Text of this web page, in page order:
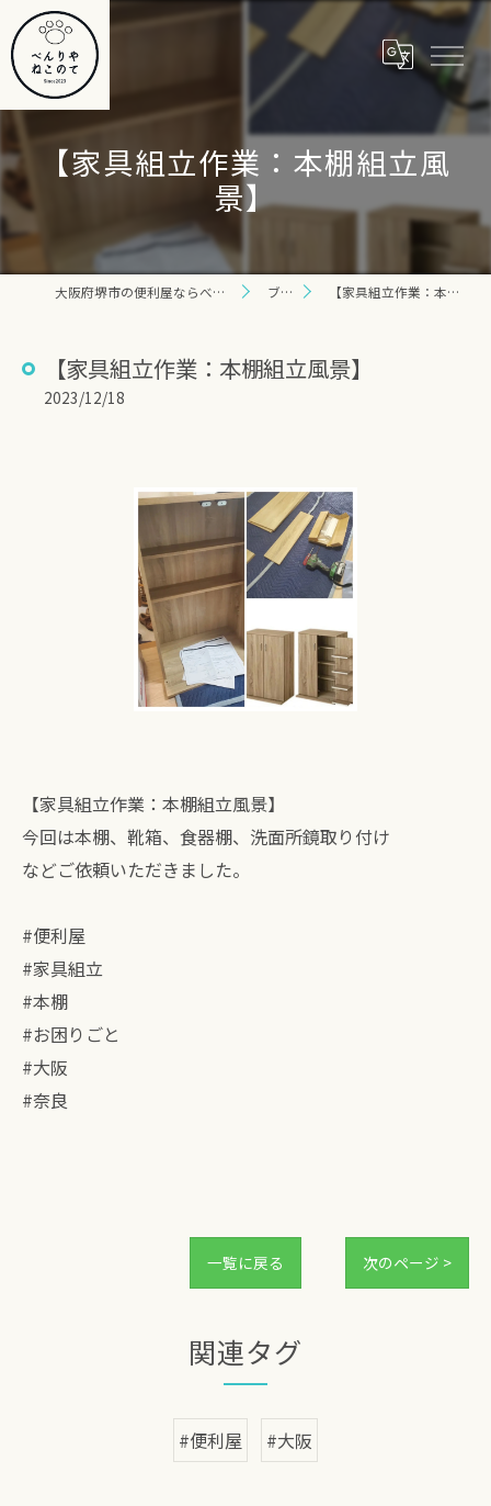
【家具組立作業：本棚組立風
景】
大阪府堺市の便利屋ならべんりや ねこのて ブログ 【家具組立作業：本棚組立風景】
【家具組立作業：本棚組立風景】
2023/12/18
【家具組立作業：本棚組立風景】
今回は本棚、靴箱、食器棚、洗面所鏡取り付け
などご依頼いただきました。
#便利屋
#家具組立
#本棚
#お困りごと
#大阪
#奈良
一覧に戻る 次のページ >
関連タグ
#便利屋 #大阪